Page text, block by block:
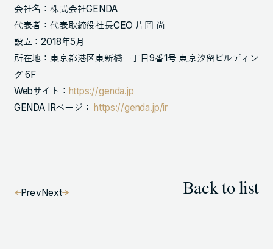
会社名：株式会社GENDA
代表者：代表取締役社長CEO 片岡 尚
設立：2018年5月
所在地：東京都港区東新橋一丁目9番1号 東京汐留ビルディン
グ 6F
Webサイト： https://genda.jp
GENDA IRページ：https://genda.jp/ir
PrevNext Back to list